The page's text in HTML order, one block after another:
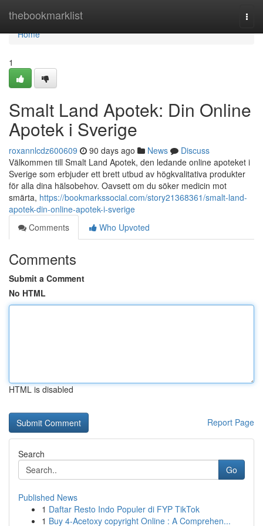
thebookmarklist
Home
Home
1
Smalt Land Apotek: Din Online
Apotek i Sverige
roxannlcdz600609 90 days ago News
Discuss
Välkommen till Smalt Land Apotek, den ledande online apoteket i
Sverige som erbjuder ett brett utbud av högkvalitativa produkter
för alla dina hälsobehov. Oavsett om du söker medicin mot
smärta, https://bookmarkssocial.com/story21368361/smalt-land-
apotek-din-online-apotek-i-sverige
Comments
Who Upvoted
Comments
Submit a Comment
No HTML
HTML is disabled
Report Page
Search
Go
Published News
1 Daftar Resto Indo Populer di FYP TikTok
1 Buy 4-Acetoxy copyright Online : A Comprehen...